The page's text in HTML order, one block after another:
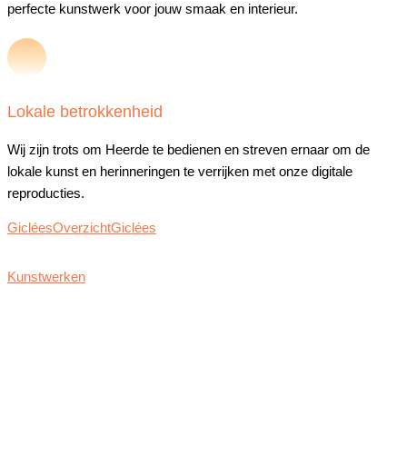
perfecte kunstwerk voor jouw smaak en interieur.
Lokale betrokkenheid
Wij zijn trots om Heerde te bedienen en streven ernaar om de
lokale kunst en herinneringen te verrijken met onze digitale
reproducties.
GicléesOverzichtGiclées
Kunstwerken